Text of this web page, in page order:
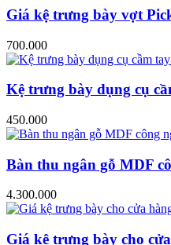
Giá kệ trưng bày vợt
700.000
Kệ trưng bày dụng cụ
450.000
Bàn thu ngân gỗ MDF
4.300.000
Giá kệ trưng bày cho